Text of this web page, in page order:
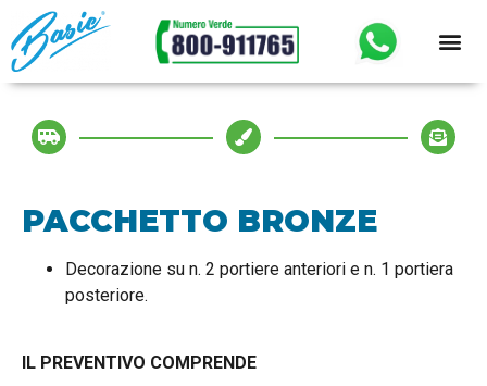
PACCHETTO BRONZE
Decorazione su n. 2 portiere anteriori e n. 1 portiera
posteriore.
IL PREVENTIVO COMPRENDE